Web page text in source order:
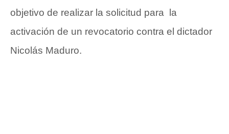
objetivo de realizar la solicitud para la
activación de un revocatorio contra el dictador
Nicolás Maduro.